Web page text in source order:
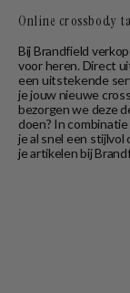
Online crossbody
Bij Brandfield
voor heren. Direct
een uitstekende
je jouw nieuwe
bezorgen we deze
doen? In
je al snel een stijlvol
je artikelen bij